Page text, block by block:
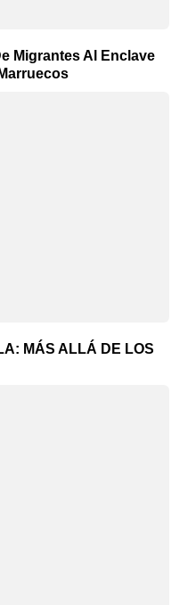
Migrantes Al Enclave
MÁS ALLÁ DE LOS